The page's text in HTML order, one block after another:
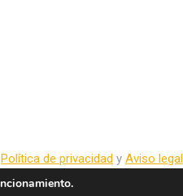
Política de privacidad y Aviso legal